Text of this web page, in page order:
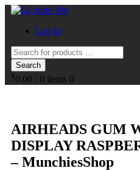
Log In
Search
$0.00 / 0 items 0
AIRHEADS GUM
DISPLAY
– MunchiesShop